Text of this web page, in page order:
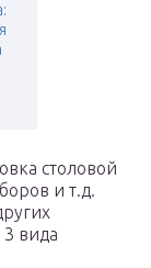
столовой
и т.д.
вида